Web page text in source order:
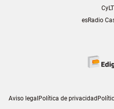
esRadio
Aviso legal Política de privacidad